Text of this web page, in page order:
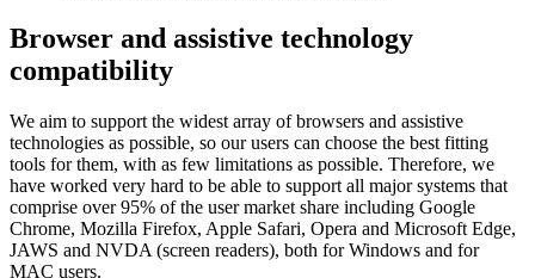
Browser and assistive technology
compatibility
We aim to support the widest array of browsers and assistive
technologies as possible, so our users can choose the best fitting
tools for them, with as few limitations as possible. Therefore, we
have worked very hard to be able to support all major systems that
comprise over 95% of the user market share including Google
Chrome, Mozilla Firefox, Apple Safari, Opera and Microsoft Edge,
JAWS and NVDA (screen readers), both for Windows and for
MAC users.